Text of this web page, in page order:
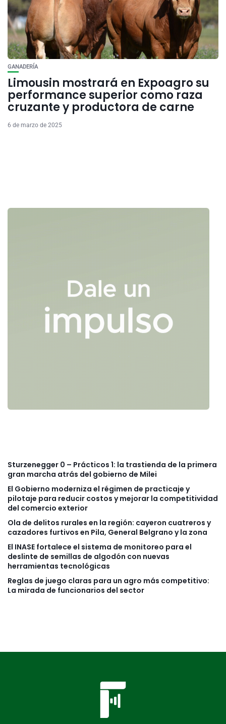
GANADERÍA
Limousin mostrará en Expoagro su
performance superior como raza
cruzante y productora de carne
6 de marzo de 2025
Sturzenegger 0 – Prácticos 1: la trastienda de la primera
gran marcha atrás del gobierno de Milei
El Gobierno moderniza el régimen de practicaje y
pilotaje para reducir costos y mejorar la competitividad
del comercio exterior
Ola de delitos rurales en la región: cayeron cuatreros y
cazadores furtivos en Pila, General Belgrano y la zona
El INASE fortalece el sistema de monitoreo para el
deslinte de semillas de algodón con nuevas
herramientas tecnológicas
Reglas de juego claras para un agro más competitivo:
La mirada de funcionarios del sector